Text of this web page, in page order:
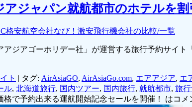
ジャパン就航都市のホテルを
格安航空会社なび！激安飛行機会社の比較/一覧
アジアゴーホリデー社」が運営する旅行予約サイ
ト | タグ: AirAsiaGO, AirAsiaGo.com, エアアジア, エ
ル, 北海道旅行, 国内ツアー, 国内旅行, 就航都市, 旅
格で予約出来る運航開始記念セールを開催！ はコメ